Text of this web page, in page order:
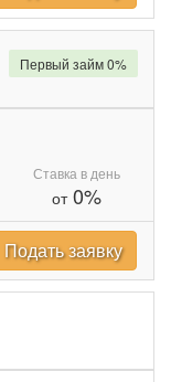
Ставка в день
от0%
Первый займ 0%
Подать заявку